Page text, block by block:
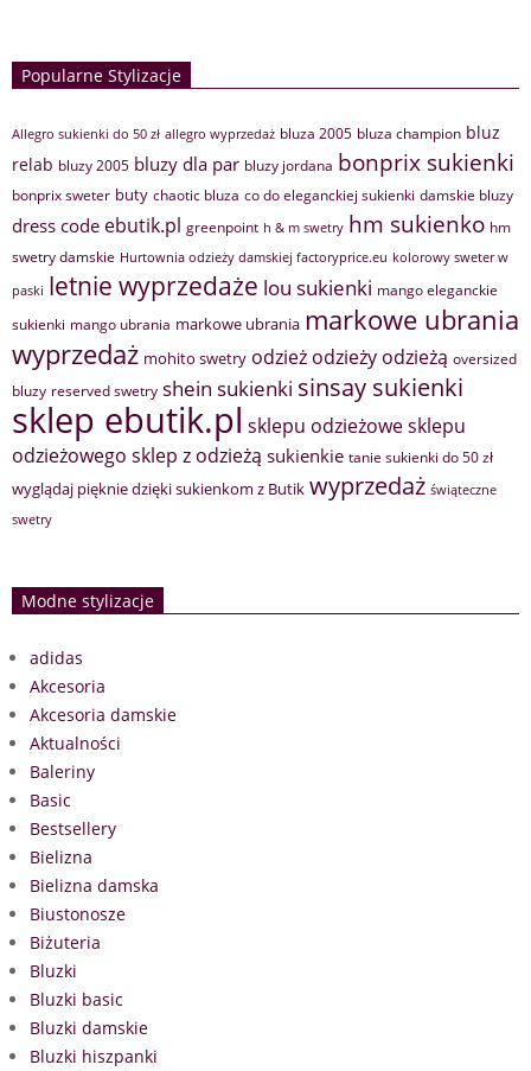
Popularne Stylizacje
Allegro sukienki do 50 zł allegro wyprzedaż bluza 2005 bluza champion bluz
relab bluzy 2005 bluzy dla par bluzy jordana bonprix sukienki
bonprix sweter buty chaotic bluza co do eleganckiej sukienki damskie bluzy
dress code ebutik.pl greenpoint h & m swetry hm sukienko hm
swetry damskie Hurtownia odzieży damskiej factoryprice.eu kolorowy sweter w
paski letnie wyprzedaże lou sukienki mango eleganckie
sukienki mango ubrania markowe ubrania markowe ubrania
wyprzedaż mohito swetry odzież odzieży odzieżą oversized
bluzy reserved swetry shein sukienki sinsay sukienki
sklep ebutik.pl sklepu odzieżowesklepu
odzieżowego sklep z odzieżą sukienkie tanie sukienki do 50 zł
wyglądaj pięknie dzięki sukienkom z Butik wyprzedaż świąteczne
swetry
Modne stylizacje
adidas
Akcesoria
Akcesoria damskie
Aktualności
Baleriny
Basic
Bestsellery
Bielizna
Bielizna damska
Biustonosze
Biżuteria
Bluzki
Bluzki basic
Bluzki damskie
Bluzki hiszpanki